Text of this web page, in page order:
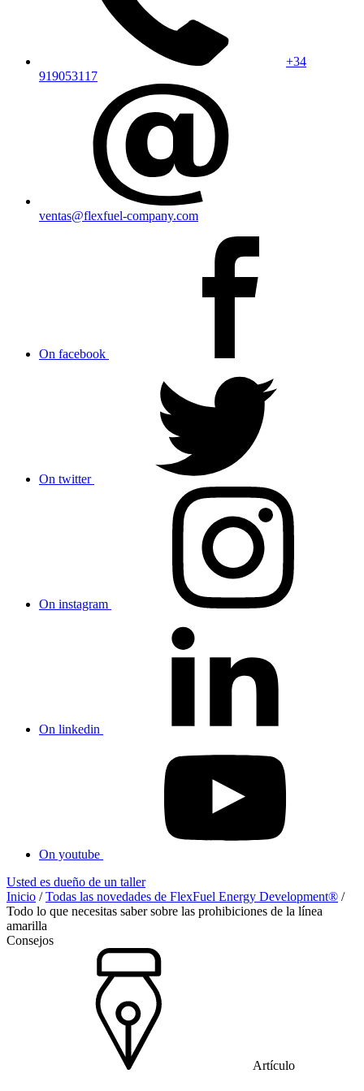
+34
919053117
ventas@flexfuel-company.com
On facebook
On twitter
On instagram
On linkedin
On youtube
Usted es dueño de un taller
Inicio /Todas las novedades de FlexFuel Energy Development® /
Todo lo que necesitas saber sobre las prohibiciones de la línea
amarilla
Consejos
Artículo